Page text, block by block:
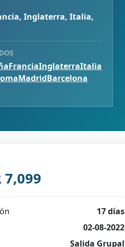
Inglaterra, Italia,
FranciaInglaterraItalia
MadridBarcelona
7,099
17 días
02-08-2022
Salida Grupal